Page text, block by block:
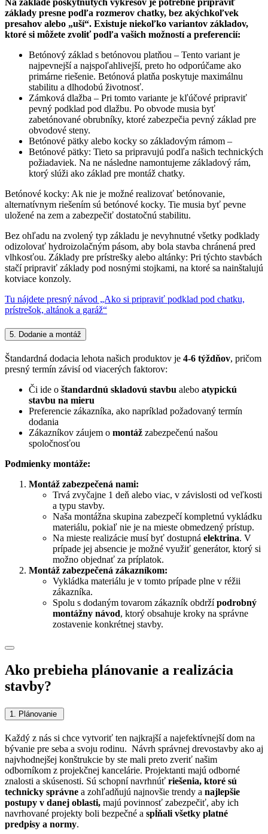
základy presne podľa rozmerov chatky, bez akýchkoľvek
presahov alebo „uší“. Existuje niekoľko variantov základov,
ktoré si môžete zvoliť podľa vašich možností a preferencií:
Betónový základ s betónovou platňou – Tento variant je
najpevnejší a najspoľahlivejší, preto ho odporúčame ako
primárne riešenie. Betónová platňa poskytuje maximálnu
stabilitu a dlhodobú životnosť.
Zámková dlažba – Pri tomto variante je kľúčové pripraviť
pevný podklad pod dlažbu. Po obvode musia byť
zabetónované obrubníky, ktoré zabezpečia pevný základ pre
obvodové steny.
Betónové pätky alebo kocky so základovým rámom –
Betónové pätky: Tieto sa pripravujú podľa našich technických
požiadaviek. Na ne následne namontujeme základový rám,
ktorý slúži ako základ pre montáž chatky.
Betónové kocky: Ak nie je možné realizovať betónovanie,
alternatívnym riešením sú betónové kocky. Tie musia byť pevne
uložené na zem a zabezpečiť dostatočnú stabilitu.
Bez ohľadu na zvolený typ základu je nevyhnutné všetky podklady
odizolovať hydroizolačným pásom, aby bola stavba chránená pred
vlhkosťou. Základy pre prístrešky alebo altánky: Pri týchto stavbách
stačí pripraviť základy pod nosnými stojkami, na ktoré sa nainštalujú
kotviace konzoly.
Tu nájdete presný návod „Ako si pripraviť podklad pod chatku,
prístrešok, altánok a garáž“
5. Dodanie a montáž
Štandardná dodacia lehota našich produktov je 4-6 týždňov, pričom
presný termín závisí od viacerých faktorov:
Či ide o štandardnú skladovú stavbu alebo atypickú
stavbu na mieru
Preferencie zákazníka, ako napríklad požadovaný termín
dodania
Zákazníkov záujem o montáž zabezpečenú našou
spoločnosťou
Podmienky montáže:
Montáž zabezpečená nami:
Trvá zvyčajne 1 deň alebo viac, v závislosti od veľkosti
a typu stavby.
Naša montážna skupina zabezpečí kompletnú vykládku
materiálu, pokiaľ nie je na mieste obmedzený prístup.
Na mieste realizácie musí byť dostupná elektrina. V
prípade jej absencie je možné využiť generátor, ktorý si
možno objednať za príplatok.
Montáž zabezpečená zákazníkom:
Vykládka materiálu je v tomto prípade plne v réžii
zákazníka.
Spolu s dodaným tovarom zákazník obdržípodrobný
montážny návod, ktorý obsahuje kroky na správne
zostavenie konkrétnej stavby.
Ako prebieha plánovanie a realizácia
stavby?
1. Plánovanie
Každý z nás si chce vytvoriť ten najkrajší a najefektívnejší dom na
bývanie pre seba a svoju rodinu. Návrh správnej drevostavby ako aj
najvhodnejšej konštrukcie by ste mali preto zveriť našim
odborníkom z projekčnej kancelárie. Projektanti majú odborné
znalosti a skúsenosti. Sú schopní navrhnúť riešenia, ktoré sú
technicky správne a zohľadňujú najnovšie trendy a najlepšie
postupy v danej oblasti, majú povinnosť zabezpečiť, aby ich
navrhované projekty boli bezpečné a spĺňali všetky platné
predpisy a normy.